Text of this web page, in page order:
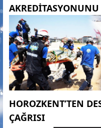
HOROZKENT’TEN
ÇAĞRISI